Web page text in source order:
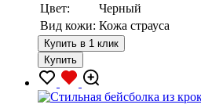
Цвет:
Черный
Вид кожи: Кожа страуса
Купить в 1 клик
Купить